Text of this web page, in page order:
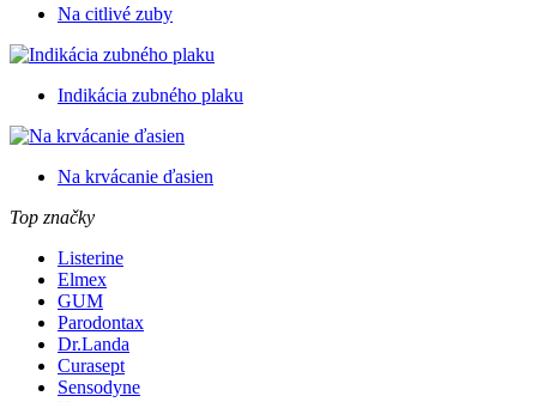
Na citlivé zuby
Indikácia zubného plaku
Na krvácanie ďasien
Top značky
Listerine
Elmex
GUM
Parodontax
Dr.Landa
Curasept
Sensodyne